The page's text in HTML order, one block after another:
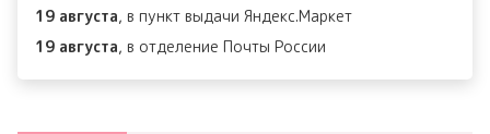
19 августа, в пункт выдачи Яндекс.Маркет
19 августа, в отделение Почты России